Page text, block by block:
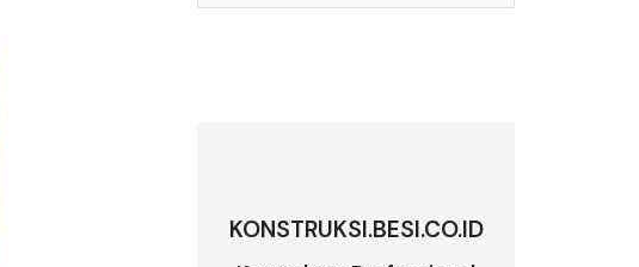
KONSTRUKSI.BESI.CO.ID